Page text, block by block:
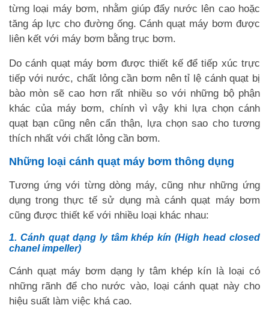
từng loại máy bơm, nhằm giúp đẩy nước lên cao hoặc
tăng áp lực cho đường ống. Cánh quạt máy bơm được
liên kết với máy bơm bằng trục bơm.
Do cánh quạt máy bơm được thiết kế để tiếp xúc trực
tiếp với nước, chất lỏng cần bơm nên tỉ lệ cánh quạt bị
bào mòn sẽ cao hơn rất nhiều so với những bộ phận
khác của máy bơm, chính vì vậy khi lựa chọn cánh
quạt bạn cũng nên cẩn thận, lựa chọn sao cho tương
thích nhất với chất lỏng cần bơm.
Những loại cánh quạt máy bơm thông dụng
Tương ứng với từng dòng máy, cũng như những ứng
dụng trong thực tế sử dụng mà cánh quạt máy bơm
cũng được thiết kế với nhiều loại khác nhau:
1. Cánh quạt dạng ly tâm khép kín (High head closed
chanel impeller)
Cánh quạt máy bơm dạng ly tâm khép kín là loại có
những rãnh để cho nước vào, loại cánh quạt này cho
hiệu suất làm việc khá cao.